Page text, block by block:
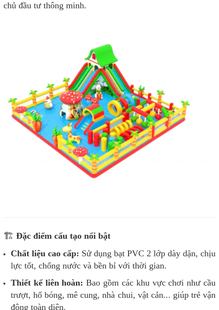
chủ đầu tư thông minh.
🏗️ Đặc điểm cấu tạo nổi bật
Chất liệu cao cấp: Sử dụng bạt PVC 2 lớp dày dặn, chịu
lực tốt, chống nước và bền bỉ với thời gian.
Thiết kế liên hoàn: Bao gồm các khu vực chơi như cầu
trượt, hố bóng, mê cung, nhà chui, vật cản... giúp trẻ vận
động toàn diện.